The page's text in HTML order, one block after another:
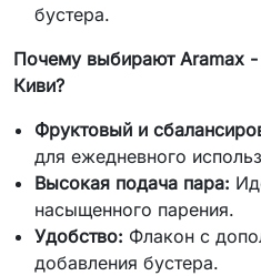
бустера.
Почему выбирают Aramax
Киви?
Фруктовый и
для ежедневного
Высокая подача пара:
насыщенного парения.
Удобство: Флакон с
добавления бустера.